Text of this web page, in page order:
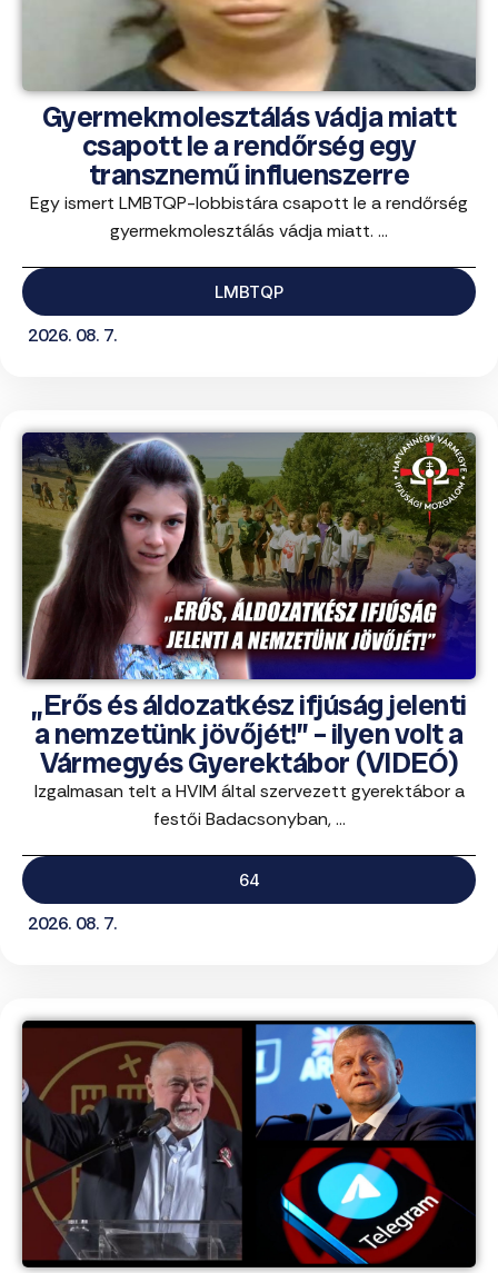
Gyermekmolesztálás vádja miatt
csapott le a rendőrség egy
transznemű influenszerre
Egy ismert LMBTQP-lobbistára csapott le a rendőrség
gyermekmolesztálás vádja miatt. ...
LMBTQP
2026. 08. 7.
„Erős és áldozatkész ifjúság jelenti
a nemzetünk jövőjét!” – ilyen volt a
Vármegyés Gyerektábor (VIDEÓ)
Izgalmasan telt a HVIM által szervezett gyerektábor a
festői Badacsonyban, ...
64
2026. 08. 7.